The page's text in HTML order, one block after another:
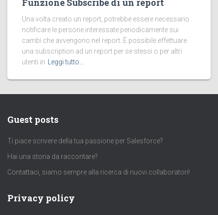
Funzione Subscribe di un report
Una volta creato un report, potrebbe essere necessario
notificare le persone interessate periodicamente sui
cambi che avvengono nel report. È possibile effettuare
una subscription ad un report per se stessi o per altri
utenti in
Leggi tutto…
Guest posts
Ti piace scrivere della tua passione per Salesforce?
Hai una storia da raccontare?
Contattaci, siamo sempre alla ricerca di nuovi collaboratori!
Privacy policy